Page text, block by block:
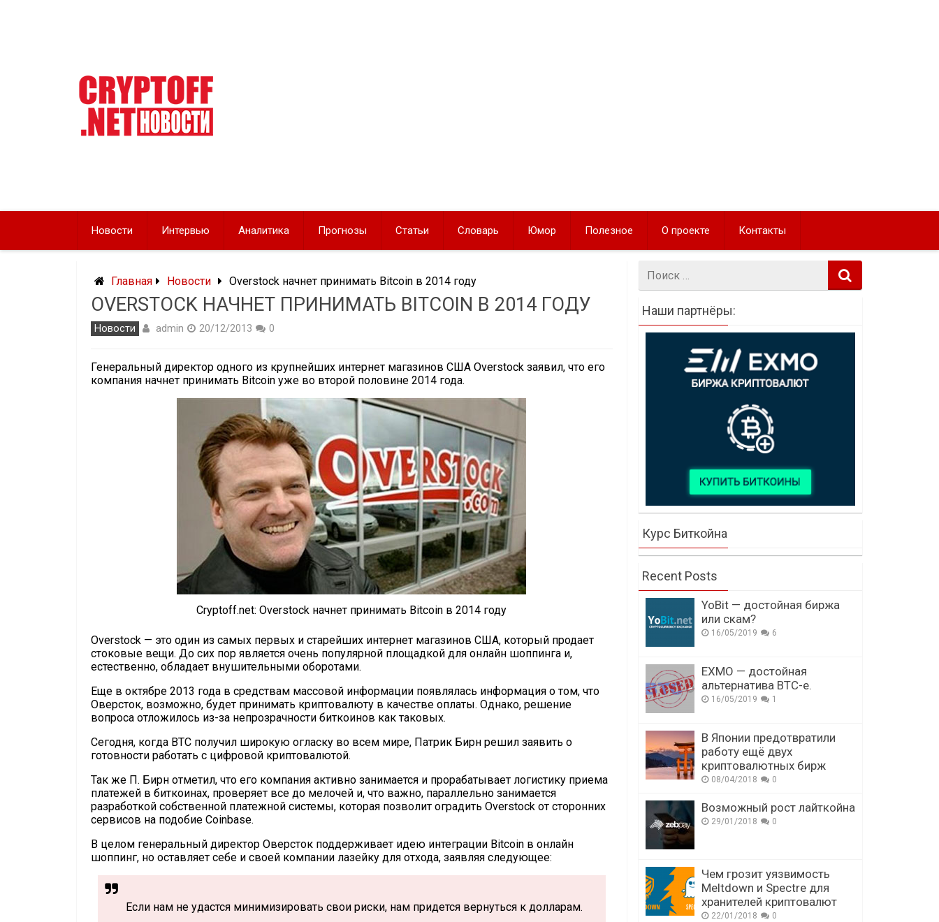
Новости Интервью Аналитика Прогнозы Статьи Словарь Юмор Полезное О проекте Контакты
Главная Новости Overstock начнет принимать Bitcoin в 2014 году
OVERSTOCK НАЧНЕТ ПРИНИМАТЬ BITCOIN В 2014 ГОДУ
Новости admin 20/12/2013 0
Генеральный директор одного из крупнейших интернет магазинов США Overstock заявил, что его
компания начнет принимать Bitcoin уже во второй половине 2014 года.
Cryptoff.net: Overstock начнет принимать Bitcoin в 2014 году
Overstock — это один из самых первых и старейших интернет магазинов США, который продает
стоковые вещи. До сих пор является очень популярной площадкой для онлайн шоппинга и,
естественно, обладает внушительными оборотами.
Еще в октябре 2013 года в средствам массовой информации появлялась информация о том, что
Оверсток, возможно, будет принимать криптовалюту в качестве оплаты. Однако, решение
вопроса отложилось из-за непрозрачности биткоинов как таковых.
Сегодня, когда BTC получил широкую огласку во всем мире, Патрик Бирн решил заявить о
готовности работать с цифровой криптовалютой.
Так же П. Бирн отметил, что его компания активно занимается и прорабатывает логистику приема
платежей в биткоинах, проверяет все до мелочей и, что важно, параллельно занимается
разработкой собственной платежной системы, которая позволит оградить Overstock от сторонних
сервисов на подобие Coinbase.
В целом генеральный директор Оверсток поддерживает идею интеграции Bitcoin в онлайн
шоппинг, но оставляет себе и своей компании лазейку для отхода, заявляя следующее:
Если нам не удастся минимизировать свои риски, нам придется вернуться к долларам.
Наши партнёры:
Курс Биткойна
Recent Posts
YoBit — достойная биржа
или скам?
16/05/2019 6
EXMO — достойная
альтернатива BTC-e.
16/05/2019 1
В Японии предотвратили
работу ещё двух
криптовалютных бирж
08/04/2018 0
Возможный рост лайткойна
29/01/2018 0
Чем грозит уязвимость
Meltdown и Spectre для
хранителей криптовалют
22/01/2018 0